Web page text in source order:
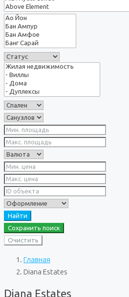
Найти
Сохранить поиск
Очистить
Главная
Diana Estates
Diana Estates